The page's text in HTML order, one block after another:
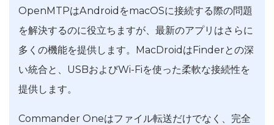
OpenMTPはAndroidをmacOSに接続する際の問題
を解決するのに役立ちますが、最新のアプリはさらに
多くの機能を提供します。MacDroidはFinderとの深
い統合と、USBおよびWi-Fiを使った柔軟な接続性を
提供します。
Commander Oneはファイル転送だけでなく、完全